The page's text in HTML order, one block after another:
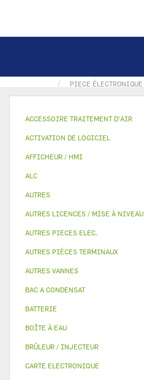
PIECE ÉLECTRONIQUE
ACCESSOIRE TRAITEMENT D’AIR
ACTIVATION DE LOGICIEL
AFFICHEUR / HMI
ALC
AUTRES
AUTRES LICENCES / MISE À NIVEAU
AUTRES PIECES ELEC.
AUTRES PIÈCES TERMINAUX
AUTRES VANNES
BAC A CONDENSAT
BATTERIE
BOÎTE À EAU
BRÛLEUR / INJECTEUR
CARTE ELECTRONIQUE